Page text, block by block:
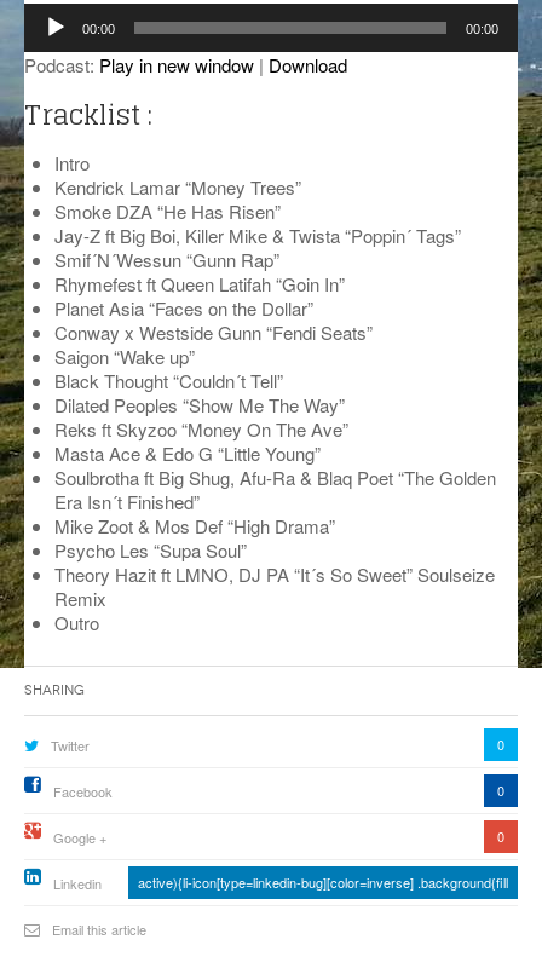
GROOVE N SUN
IL ÉTAIT UNE FOIS
L’ASTUCE DE LA PORTE EN BOIS
LA FABRIK POÉTIK
LA SOUTERRAINE
MUSIQUE DES ANTIPODES
NOS ANCIENS
SONORIK
THEME FORCE
ZIRCONIUM
ANCIENNES ÉMISSIONS
PLUS DE MIX
Lecteur
audio
00:00 00:00
Podcast: Play in new window | Download
Tracklist :
Intro
Kendrick Lamar “Money Trees”
Smoke DZA “He Has Risen”
Jay-Z ft Big Boi, Killer Mike & Twista “Poppin´ Tags”
Smif´N´Wessun “Gunn Rap”
Rhymefest ft Queen Latifah “Goin In”
Planet Asia “Faces on the Dollar”
Conway x Westside Gunn “Fendi Seats”
Saigon “Wake up”
Black Thought “Couldn´t Tell”
Dilated Peoples “Show Me The Way”
Reks ft Skyzoo “Money On The Ave”
Masta Ace & Edo G “Little Young”
Soulbrotha ft Big Shug, Afu-Ra & Blaq Poet “The Golden
Era Isn´t Finished”
Mike Zoot & Mos Def “High Drama”
Psycho Les “Supa Soul”
Theory Hazit ft LMNO, DJ PA “It´s So Sweet” Soulseize
Remix
Outro
Sharing
Twitter 0
Facebook 0
Google + 0
Linkedin active){li-icon[type=linkedin-bug][color=inverse] .background{fill
Email this article